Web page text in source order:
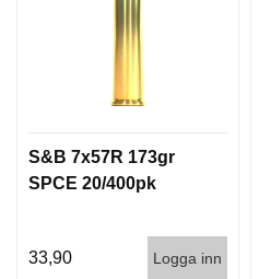
S&B 7x57R 173gr
SPCE 20/400pk
33,90 Logga inn